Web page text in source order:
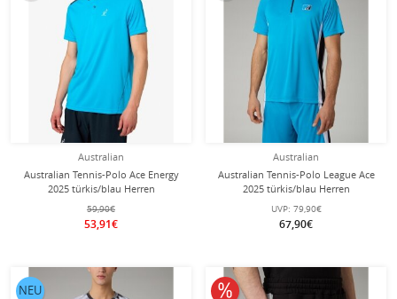
Australian
Australian Tennis-Polo Ace Energy
2025 türkis/blau Herren
59,90€
53,91€
Australian
Australian Tennis-Polo League Ace
2025 türkis/blau Herren
UVP: 79,90€
67,90€
NEU 10% reduziert